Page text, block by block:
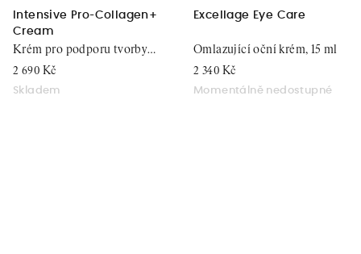
Intensive Pro-Collagen+
Cream
2 690 Kč
Skladem
Krém pro podporu tvorby
kolagenu v pleti, 50 ml
Excellage Eye Care
2 340 Kč
Momentálně nedostupné
Omlazující oční krém, 15 ml